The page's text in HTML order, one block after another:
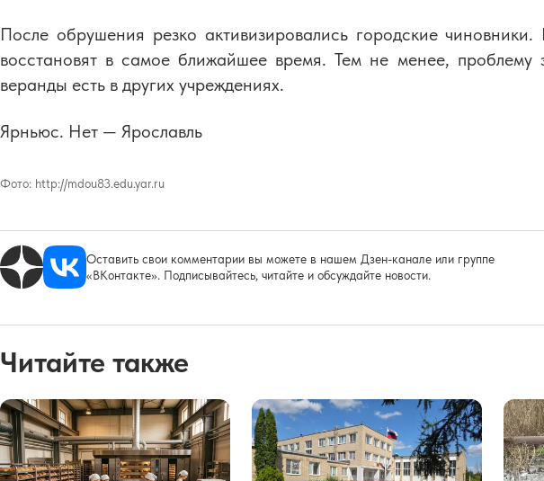
После обрушения резко активизировались городские
восстановят в самое ближайшее время. Тем не менее,
веранды есть в других учреждениях.
Ярньюс. Нет — Ярославль
Фото: http://mdou83.edu.yar.ru
Оставить свои комментарии вы можете в нашем Дзен-канале или группе
«ВКонтакте». Подписывайтесь, читайте и обсуждайте новости.
Читайте также